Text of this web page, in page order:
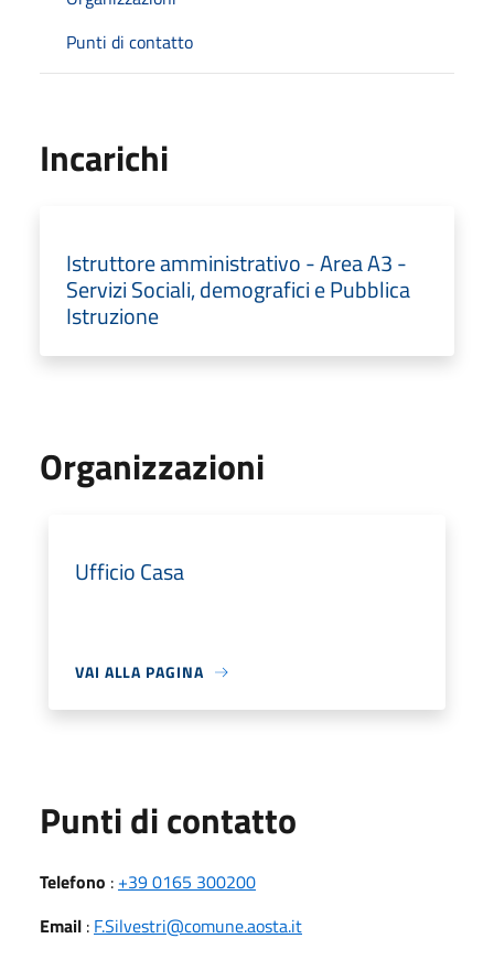
Punti di contatto
Incarichi
Istruttore amministrativo - Area A3 -
Servizi Sociali, demografici e Pubblica
Istruzione
Organizzazioni
Ufficio Casa
VAI ALLA PAGINA
Punti di contatto
Telefono : +39 0165 300200
Email : F.Silvestri@comune.aosta.it